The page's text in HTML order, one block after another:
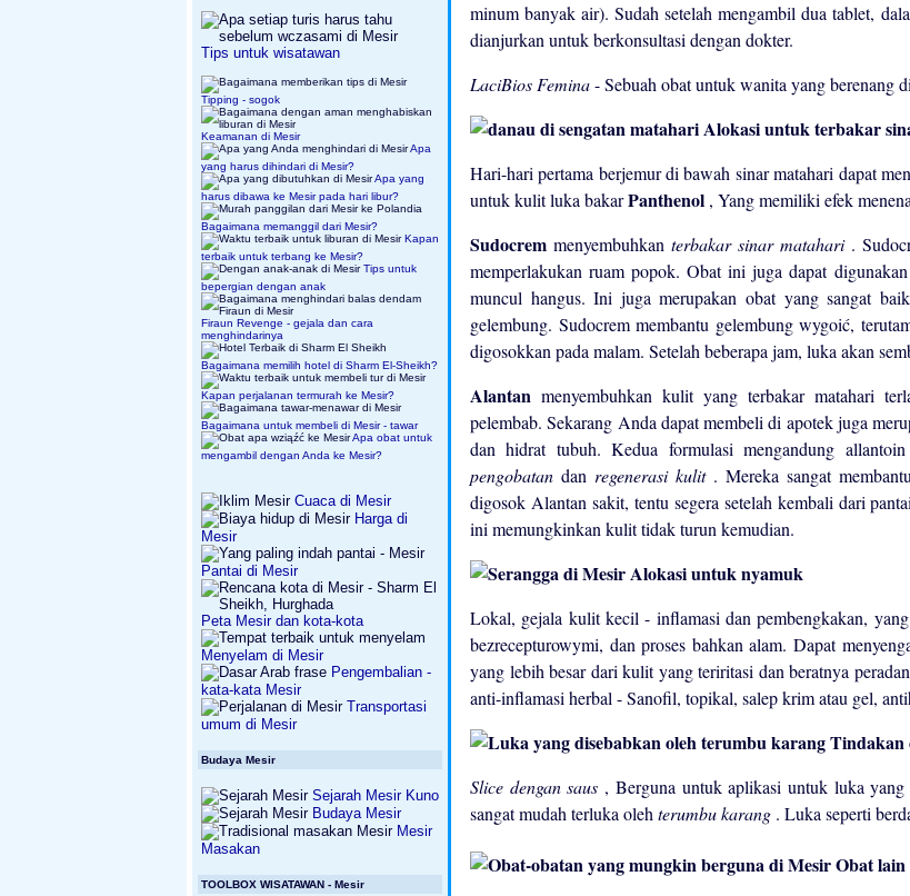
Tips untuk wisatawan
Tipping - sogok
Keamanan di Mesir
Apa
yang harus dihindari di Mesir?
Apa yang
harus dibawa ke Mesir pada hari libur?
Bagaimana memanggil dari Mesir?
Kapan
terbaik untuk terbang ke Mesir?
Tips untuk
bepergian dengan anak
Firaun Revenge - gejala dan cara
menghindarinya
Bagaimana memilih hotel di Sharm El-Sheikh?
Kapan perjalanan termurah ke Mesir?
Bagaimana untuk membeli di Mesir - tawar
Apa obat untuk
mengambil dengan Anda ke Mesir?
Cuaca di Mesir
Harga di
Mesir
Pantai di Mesir
Peta Mesir dan kota-kota
Menyelam di Mesir
Pengembalian -
kata-kata Mesir
Transportasi
umum di Mesir
Budaya Mesir
Sejarah Mesir Kuno
Budaya Mesir
Mesir
Masakan
TOOLBOX WISATAWAN - Mesir
minum banyak air). Sudah setelah mengambil dua tablet,
dianjurkan untuk berkonsultasi dengan dokter.
LaciBios Femina- Sebuah obat untuk wanita yang berenang
Alokasi untuk terbakar
Hari-hari pertama berjemur di bawah sinar matahari dapat
untuk kulit luka bakarPanthenol , Yang memiliki efek
Sudocrem menyembuhkan terbakar sinar matahari .
memperlakukan ruam popok. Obat ini juga dapat
muncul hangus. Ini juga merupakan obat yang sangat
gelembung. Sudocrem membantu gelembung wygoić,
digosokkan pada malam. Setelah beberapa jam, luka akan
Alantan menyembuhkan kulit yang terbakar matahari
pelembab. Sekarang Anda dapat membeli di apotek juga
dan hidrat tubuh. Kedua formulasi mengandung
pengobatan dan regenerasi kulit . Mereka sangat
digosok Alantan sakit, tentu segera setelah kembali dari
ini memungkinkan kulit tidak turun kemudian.
Alokasi untuk nyamuk
Lokal, gejala kulit kecil - inflamasi dan pembengkakan,
bezrecepturowymi, dan proses bahkan alam. Dapat
yang lebih besar dari kulit yang teriritasi dan beratnya
anti-inflamasi herbal - Sanofil, topikal, salep krim atau gel,
Tindakan
Slice dengan saus , Berguna untuk aplikasi untuk luka
sangat mudah terluka olehterumbu karang . Luka seperti
Obat